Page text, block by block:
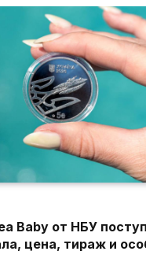
Baby от НБУ
цена, тираж и